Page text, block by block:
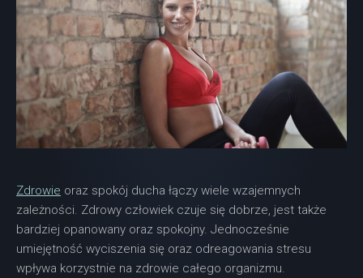
Zdrowie oraz spokój ducha łączy wiele wzajemnych
zależności. Zdrowy człowiek czuje się dobrze, jest także
bardziej opanowany oraz spokojny. Jednocześnie
umiejętność wyciszenia się oraz odreagowania stresu
wpływa korzystnie na zdrowie całego organizmu.